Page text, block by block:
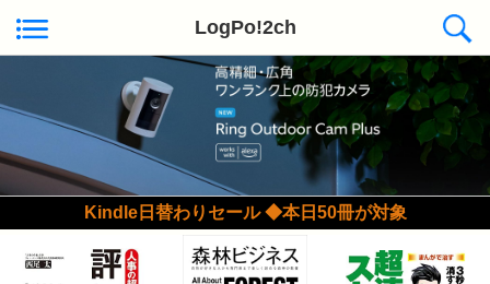
LogPo!2ch
Kindle日替わりセール ◆本日50冊が対象